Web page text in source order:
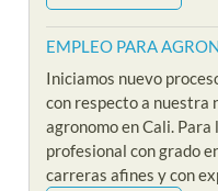
EMPLEO PARA
Iniciamos nuevo
con respecto a nuestra
agronomo en Cali.
profesional con grado
carreras afines y con